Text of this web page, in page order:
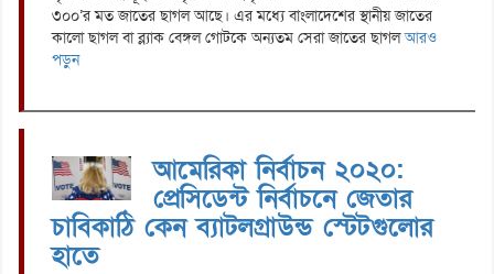
৩০০’র মত জাতের ছাগল আছে। এর মধ্যে বাংলাদেশের স্থানীয় জাতের
কালো ছাগল বা ব্ল্যাক বেঙ্গল গোটকে অন্যতম সেরা জাতের ছাগলআরও
পড়ুন
আমেরিকা নির্বাচন ২০২০:
প্রেসিডেন্ট নির্বাচনে জেতার
চাবিকাঠি কেন ব্যাটলগ্রাউন্ড স্টেটগুলোর
হাতে